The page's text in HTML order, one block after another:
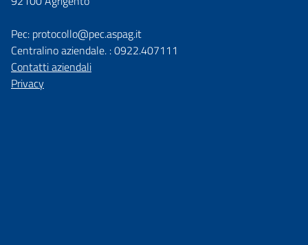
Pec: protocollo@pec.aspag.it
Centralino aziendale. : 0922.407111
Contatti aziendali
Privacy